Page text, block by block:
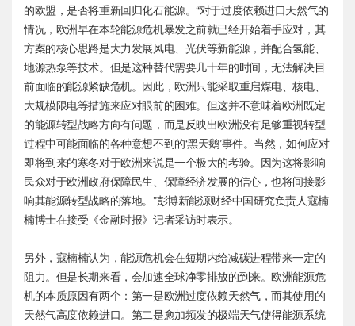
的欧盟，是否将重新回归化石能源。“对于过度依赖进口天然气的
情况，欧洲早在本轮能源危机暴发之前就已经开始着手应对，其
方案的核心思路是大力发展风电、光伏等新能源，并配合氢能、
地源热泵等技术。但是这种替代需要几十年的时间，无法解决目
前面临的能源紧缺危机。因此，欧洲只能采取重启煤电、核电、
大规模限电等措施来应对眼前的困难。但这并不意味着欧洲既定
的能源转型战略方向有问题，而是反映出欧洲没有足够重视转型
过程中可能面临的各种意想不到的‘黑天鹅’事件。当然，如何应对
即将到来的寒冬对于欧洲来说是一个极大的考验。因为这将影响
民众对于欧洲政府保障民生、保障经济发展的信心，也将间接影
响其能源转型战略的落地。”彭博新能源财经中国研究负责人寇楠
楠博士在接受《金融时报》记者采访时表示。
另外，寇楠楠认为，能源危机会在短期内给减碳进程带来一定的
阻力。但是长期来看，会加速全球净零排放的到来。欧洲能源危
机的本质原因有两个：第一是欧洲过度依赖天然气，而其使用的
天然气高度依赖进口。第二是愈加频发的极端天气使得能源系统